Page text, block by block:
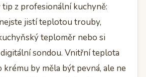
tip z profesionální kuchyně:
jistí teplotou trouby,
teploměr nebo si
sondou. Vnitřní teplota
by měla být pevná, ale ne